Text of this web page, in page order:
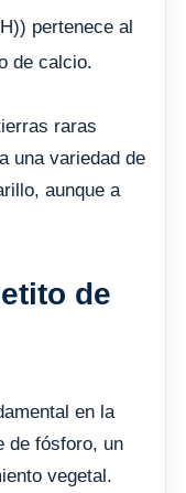
pertenece al
de calcio.
raras
una variedad de
aunque a
de
en la
de fósforo, un
vegetal.